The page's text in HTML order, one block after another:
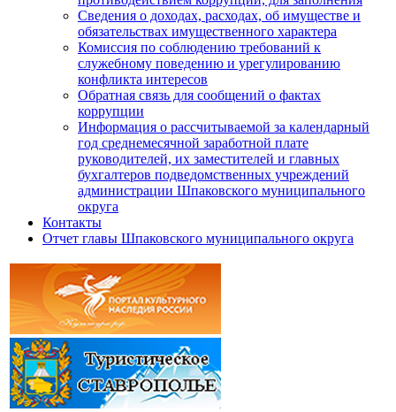
Сведения о доходах, расходах, об имуществе и
обязательствах имущественного характера
Комиссия по соблюдению требований к
служебному поведению и урегулированию
конфликта интересов
Обратная связь для сообщений о фактах
коррупции
Информация о рассчитываемой за календарный
год среднемесячной заработной плате
руководителей, их заместителей и главных
бухгалтеров подведомственных учреждений
администрации Шпаковского муниципального
округа
Контакты
Отчет главы Шпаковского муниципального округа